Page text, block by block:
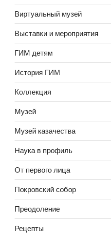
Виртуальный музей
Выставки и мероприятия
ГИМ детям
История ГИМ
Коллекция
Музей
Музей казачества
Наука в профиль
От первого лица
Покровский собор
Преодоление
Рецепты